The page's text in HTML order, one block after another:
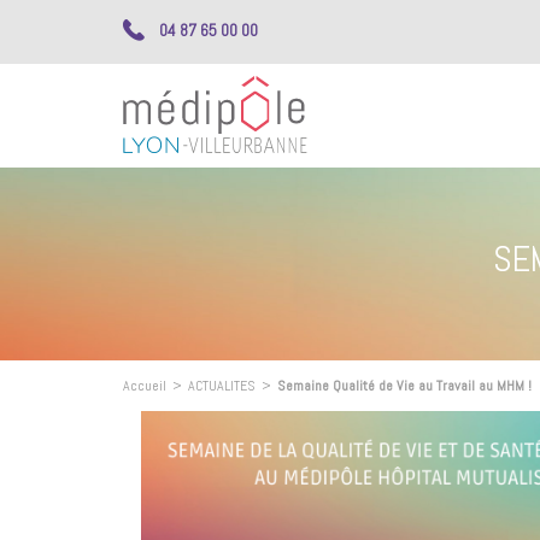
04 87 65 00 00
Accueil > ACTUALITES > Semaine Qualité de Vie au Travail au MHM !